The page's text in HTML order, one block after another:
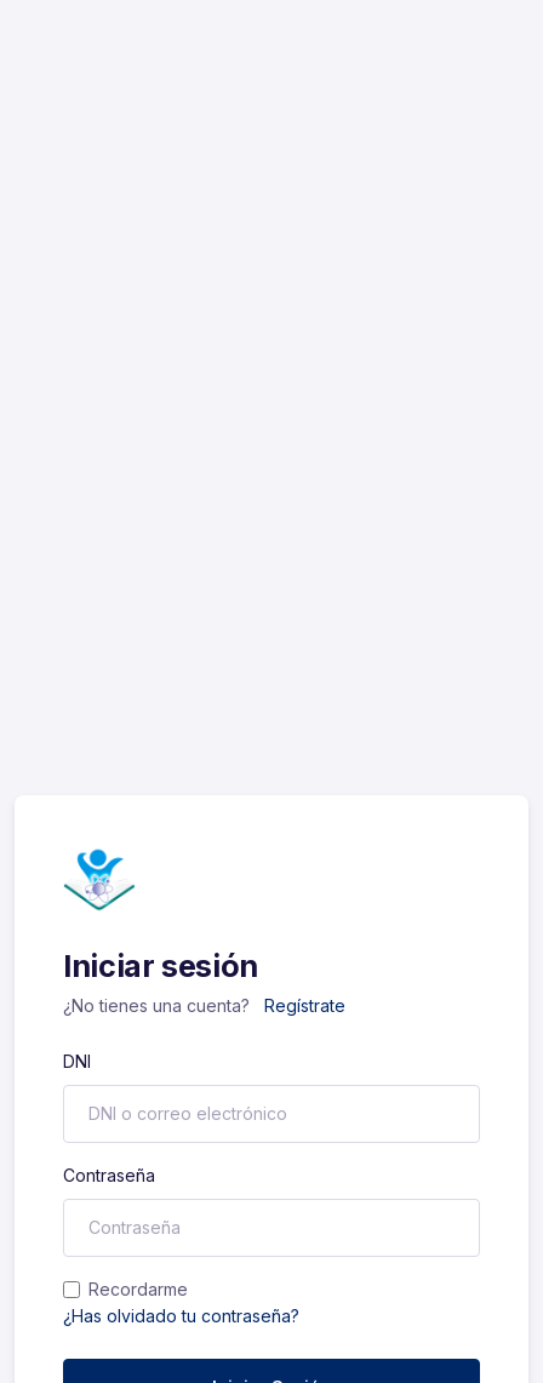
Iniciar sesión
¿No tienes una cuenta? Regístrate
DNI
Contraseña
Recordarme
¿Has olvidado tu contraseña?